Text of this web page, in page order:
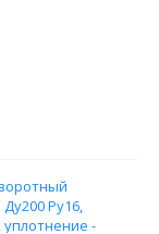
Ду200 Ру16,
-